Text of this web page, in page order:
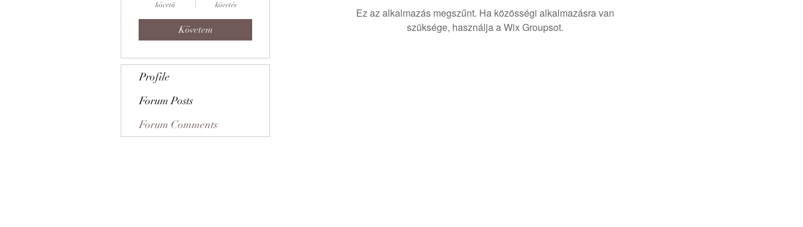
Ez az alkalmazás megszűnt. Ha közösségi alkalmazásra van
szüksége, használja a Wix Groupsot.
követő követés
Követem
Profile
Forum Posts
Forum Comments